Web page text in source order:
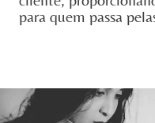
para quem passa